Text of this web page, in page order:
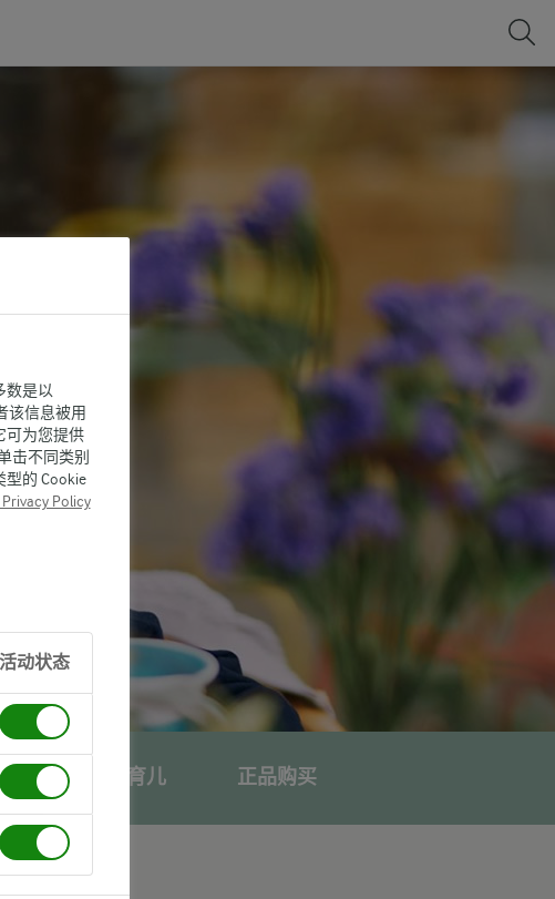
宝贝与我育儿 正品购买
数是以
该信息被用
可为您提供
击不同类别
的 Cookie
Policy
动状态